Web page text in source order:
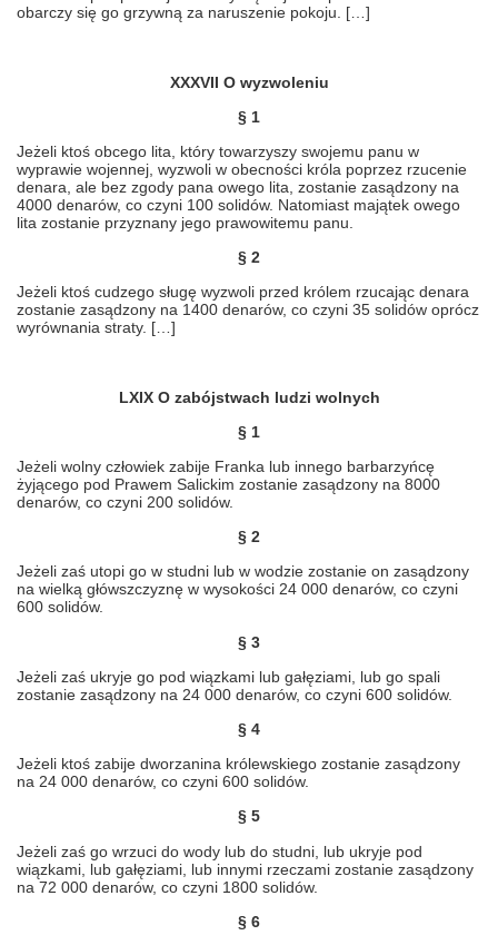
obarczy się go grzywną za naruszenie pokoju. […]
XXXVII O wyzwoleniu
§ 1
Jeżeli ktoś obcego lita, który towarzyszy swojemu panu w
wyprawie wojennej, wyzwoli w obecności króla poprzez rzucenie
denara, ale bez zgody pana owego lita, zostanie zasądzony na
4000 denarów, co czyni 100 solidów. Natomiast majątek owego
lita zostanie przyznany jego prawowitemu panu.
§ 2
Jeżeli ktoś cudzego sługę wyzwoli przed królem rzucając denara
zostanie zasądzony na 1400 denarów, co czyni 35 solidów oprócz
wyrównania straty. […]
LXIX O zabójstwach ludzi wolnych
§ 1
Jeżeli wolny człowiek zabije Franka lub innego barbarzyńcę
żyjącego pod Prawem Salickim zostanie zasądzony na 8000
denarów, co czyni 200 solidów.
§ 2
Jeżeli zaś utopi go w studni lub w wodzie zostanie on zasądzony
na wielką główszczyznę w wysokości 24 000 denarów, co czyni
600 solidów.
§ 3
Jeżeli zaś ukryje go pod wiązkami lub gałęziami, lub go spali
zostanie zasądzony na 24 000 denarów, co czyni 600 solidów.
§ 4
Jeżeli ktoś zabije dworzanina królewskiego zostanie zasądzony
na 24 000 denarów, co czyni 600 solidów.
§ 5
Jeżeli zaś go wrzuci do wody lub do studni, lub ukryje pod
wiązkami, lub gałęziami, lub innymi rzeczami zostanie zasądzony
na 72 000 denarów, co czyni 1800 solidów.
§ 6